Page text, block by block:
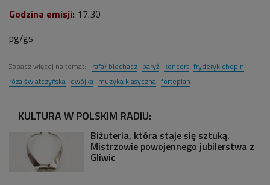
Godzina emisji: 17.30
pg/gs
Zobacz więcej na temat: rafał blechacz paryż koncert fryderyk chopin
róża światczyńska dwójka muzyka klasyczna fortepian
KULTURA W POLSKIM RADIU:
Biżuteria, która staje się sztuką.
Mistrzowie powojennego jubilerstwa z
Gliwic